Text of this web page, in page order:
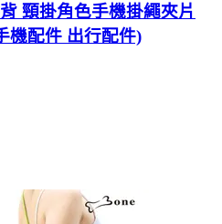
頸掛角色手機掛繩夾片
機配件 出行配件)